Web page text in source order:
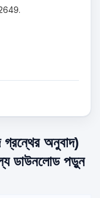
গ্রন্থের অনুবাদ)
ডাউনলোড পড়ুন